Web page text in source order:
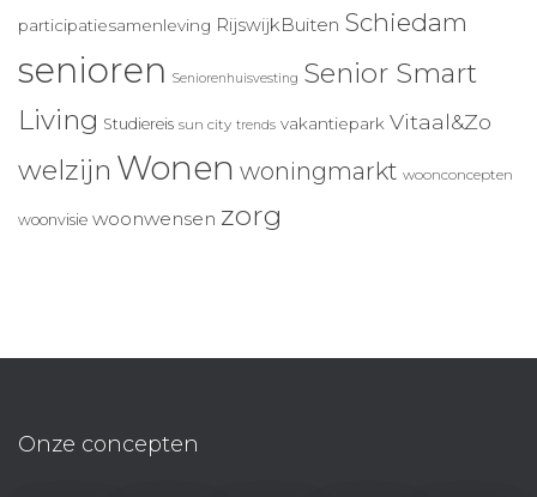
participatiesamenleving RijswijkBuiten Schiedam
senioren Seniorenhuisvesting Senior Smart
Living Studiereis sun city trends vakantiepark Vitaal&Zo
welzijn Wonen woningmarkt woonconcepten
woonvisie woonwensen zorg
Onze concepten